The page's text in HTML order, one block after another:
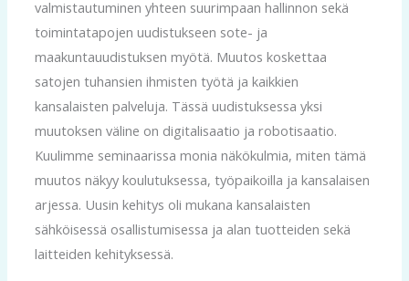
valmistautuminen yhteen suurimpaan hallinnon sekä
toimintatapojen uudistukseen sote- ja
maakuntauudistuksen myötä. Muutos koskettaa
satojen tuhansien ihmisten työtä ja kaikkien
kansalaisten palveluja. Tässä uudistuksessa yksi
muutoksen väline on digitalisaatio ja robotisaatio.
Kuulimme seminaarissa monia näkökulmia, miten tämä
muutos näkyy koulutuksessa, työpaikoilla ja kansalaisen
arjessa. Uusin kehitys oli mukana kansalaisten
sähköisessä osallistumisessa ja alan tuotteiden sekä
laitteiden kehityksessä.